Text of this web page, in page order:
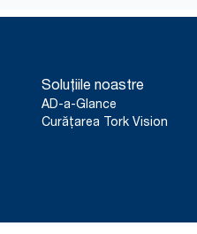
Soluțiile noastre
AD-a-Glance
Curățarea Tork Vision